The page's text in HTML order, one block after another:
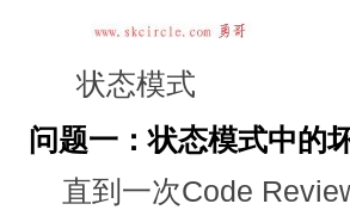
状态模式
问题一：状态模式中的
直到一次Code